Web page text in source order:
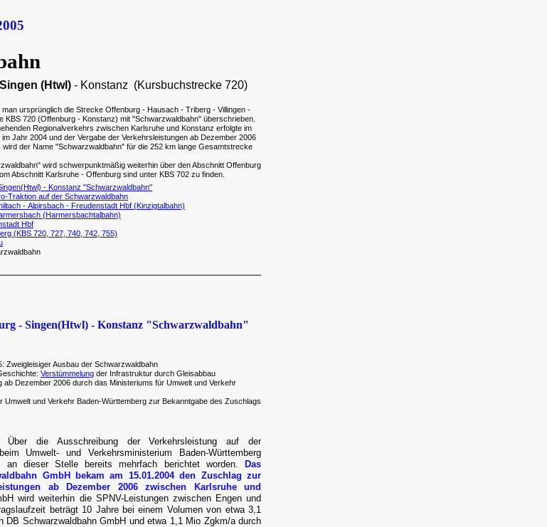
(Htwl) - Konstanz (Kursbuchstrecke 720)
ursprünglich die Strecke Offenburg - Hausach - Triberg - Villingen -
KBS 720 (Offenburg - Konstanz) mit "Schwarzwaldbahn" überschrieben.
Regionalverkehrs zwischen Karlsruhe und Konstanz erfolgte im
Jahr 2004 und der Vergabe der Verkehrsleistungen ab Dezember 2006
der Name "Schwarzwaldbahn" für die 252 km lange Gesamtstrecke
wird schwerpunktmäßig weiterhin über den Abschnitt Offenburg
Abschnitt Karlsruhe - Offenburg sind unter KBS 702 zu finden.
- Konstanz "Schwarzwaldbahn"
Traktion auf der Schwarzwaldbahn
- Alpirsbach - Freudenstadt Hbf (Kinzigtalbahn)
(Harmersbachtalbahn)
Hbf
(KBS 720, 727, 740, 742, 755)
- Singen(Htwl) - Konstanz "Schwarzwaldbahn"
Zweigleisiger Ausbau der Schwarzwaldbahn
Verstümmelung der Infrastruktur durch Gleisabbau
ab Dezember 2006 durch das Ministeriums für Umwelt und Verkehr
Umwelt und Verkehr Baden-Württemberg zur Bekanntgabe des Zuschlags
Über die Ausschreibung der Verkehrsleistung auf der
Umwelt- und Verkehrsministerium Baden-Württemberg
an dieser Stelle bereits mehrfach berichtet worden.
Das
GmbH bekam am 15.01.2004 den Zuschlag zur
ab Dezember 2006 zwischen Karlsruhe und
wird weiterhin die SPNV-Leistungen zwischen Engen und
beträgt 10 Jahre bei einem Volumen von etwa 3,1
DB Schwarzwaldbahn GmbH und etwa 1,1 Mio Zgkm/a durch